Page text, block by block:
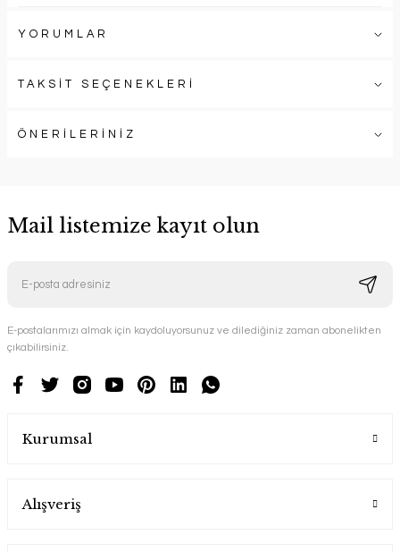
YORUMLAR
TAKSİT SEÇENEKLERİ
ÖNERİLERİNİZ
Mail listemize kayıt olun
E-postalarımızı almak için kaydoluyorsunuz ve dilediğiniz zaman abonelikten
çıkabilirsiniz.
Kurumsal
Alışveriş